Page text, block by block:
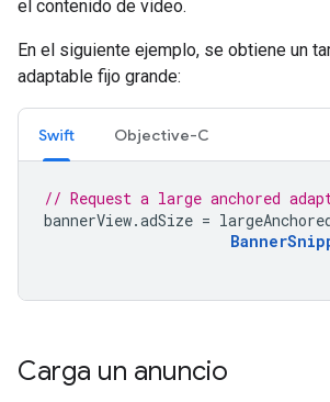
el contenido de video.
En el siguiente ejemplo, se obtiene un
adaptable fijo grande:
Swift Objective-C
// Request a large anchored
bannerView.adSize =
Carga un anuncio